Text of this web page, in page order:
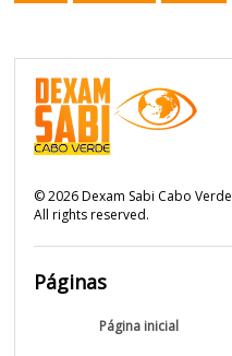
©2026Dexam Sabi Cabo Verde
All rights reserved.
Páginas
Página inicial